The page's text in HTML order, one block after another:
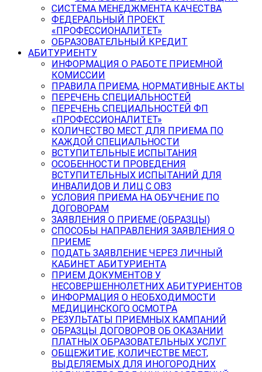
СИСТЕМА МЕНЕДЖМЕНТА КАЧЕСТВА
ФЕДЕРАЛЬНЫЙ ПРОЕКТ
«ПРОФЕССИОНАЛИТЕТ»
ОБРАЗОВАТЕЛЬНЫЙ КРЕДИТ
АБИТУРИЕНТУ
ИНФОРМАЦИЯ О РАБОТЕ ПРИЕМНОЙ
КОМИССИИ
ПРАВИЛА ПРИЕМА, НОРМАТИВНЫЕ АКТЫ
ПЕРЕЧЕНЬ СПЕЦИАЛЬНОСТЕЙ
ПЕРЕЧЕНЬ СПЕЦИАЛЬНОСТЕЙ ФП
«ПРОФЕССИОНАЛИТЕТ»
КОЛИЧЕСТВО МЕСТ ДЛЯ ПРИЕМА ПО
КАЖДОЙ СПЕЦИАЛЬНОСТИ
ВСТУПИТЕЛЬНЫЕ ИСПЫТАНИЯ
ОСОБЕННОСТИ ПРОВЕДЕНИЯ
ВСТУПИТЕЛЬНЫХ ИСПЫТАНИЙ ДЛЯ
ИНВАЛИДОВ И ЛИЦ С ОВЗ
УСЛОВИЯ ПРИЕМА НА ОБУЧЕНИЕ ПО
ДОГОВОРАМ
ЗАЯВЛЕНИЯ О ПРИЕМЕ (ОБРАЗЦЫ)
СПОСОБЫ НАПРАВЛЕНИЯ ЗАЯВЛЕНИЯ О
ПРИЕМЕ
ПОДАТЬ ЗАЯВЛЕНИЕ ЧЕРЕЗ ЛИЧНЫЙ
КАБИНЕТ АБИТУРИЕНТА
ПРИЕМ ДОКУМЕНТОВ У
НЕСОВЕРШЕННОЛЕТНИХ АБИТУРИЕНТОВ
ИНФОРМАЦИЯ О НЕОБХОДИМОСТИ
МЕДИЦИНСКОГО ОСМОТРА
РЕЗУЛЬТАТЫ ПРИЕМНЫХ КАМПАНИЙ
ОБРАЗЦЫ ДОГОВОРОВ ОБ ОКАЗАНИИ
ПЛАТНЫХ ОБРАЗОВАТЕЛЬНЫХ УСЛУГ
ОБЩЕЖИТИЕ, КОЛИЧЕСТВЕ МЕСТ,
ВЫДЕЛЯЕМЫХ ДЛЯ ИНОГОРОДНИХ